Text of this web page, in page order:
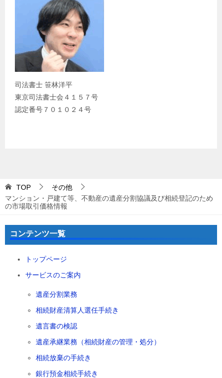
司法書士 笹林洋平
東京司法書士会４１５７号
認定番号７０１０２４号
TOP
その他
マンション・戸建て等、不動産の遺産分割協議及び相続登記のため
の市場取引価格情報
コンテンツ一覧
トップページ
サービスのご案内
遺産分割業務
相続財産清算人選任手続き
遺言書の検認
遺産承継業務（相続財産の管理・処分）
相続放棄の手続き
銀行預金相続手続き